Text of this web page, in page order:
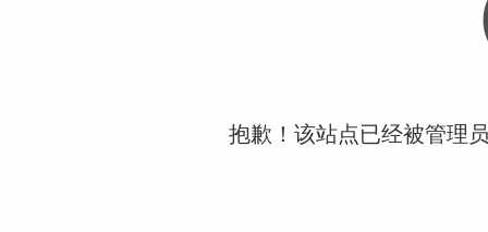
抱歉！该站点已经被管理